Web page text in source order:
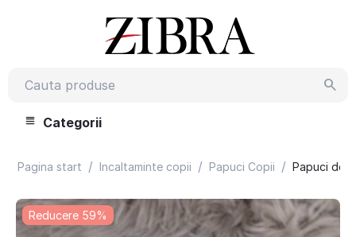
Categorii
Pagina start / Incaltaminte copii / Papuci Copii / Papuci de
Reducere 59%